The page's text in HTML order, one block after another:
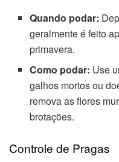
Quando podar:
geralmente é feito
primavera.
Como podar: Use
galhos mortos ou
remova as flores
brotações.
Controle de Pragas